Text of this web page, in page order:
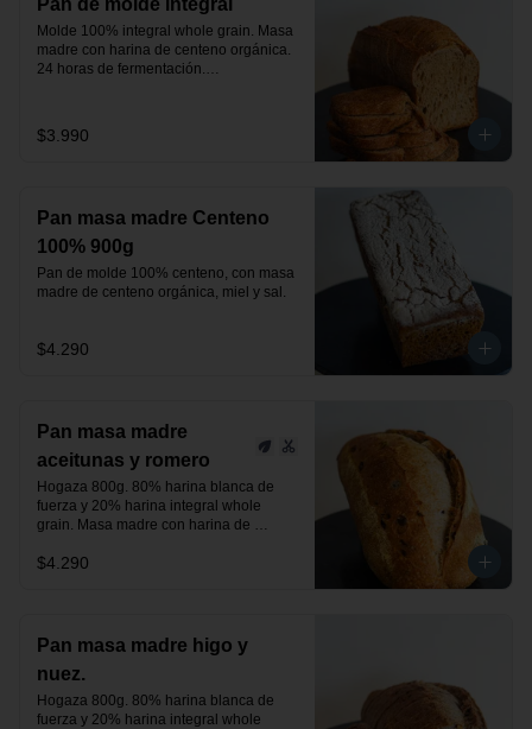
Pan de molde integral
Molde 100% integral whole grain. Masa
madre con harina de centeno orgánica.
24 horas de fermentación.
$3.990
Pan masa madre Centeno
100% 900g
Pan de molde 100% centeno, con masa
madre de centeno orgánica, miel y sal.
$4.290
Pan masa madre
aceitunas y romero
Hogaza 800g. 80% harina blanca de
fuerza y 20% harina integral whole
grain. Masa madre con harina de
verdes y un toque de romero.
$4.290
Pan masa madre higo y
nuez.
Hogaza 800g. 80% harina blanca de
fuerza y 20% harina integral whole